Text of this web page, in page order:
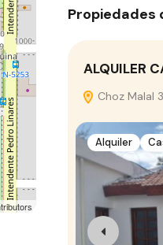
Propiedades
ALQUILER
Choz Malal
Alquiler